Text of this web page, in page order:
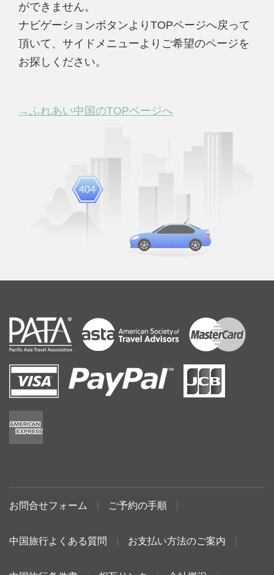
ができません。
ナビゲーションボタンよりTOPページへ戻って
頂いて、サイドメニューよりご希望のページを
お探しください。
→ふれあい中国のTOPページへ
お問合せフォーム ご予約の手順
中国旅行よくある質問 お支払い方法のご案内